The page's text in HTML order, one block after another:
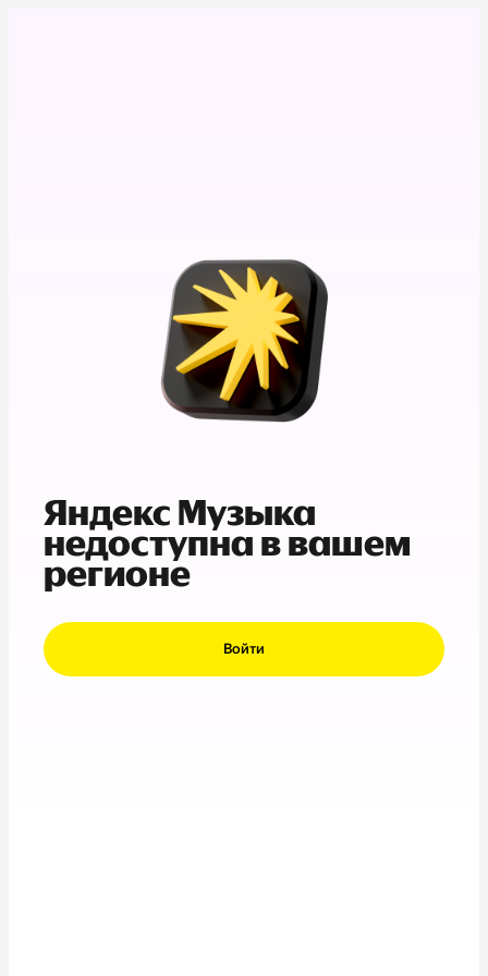
Яндекс Музыка
недоступна в вашем
регионе
Войти